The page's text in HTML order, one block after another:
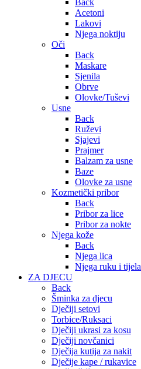
Back
Acetoni
Lakovi
Njega noktiju
Oči
Back
Maskare
Sjenila
Obrve
Olovke/Tuševi
Usne
Back
Ruževi
Sjajevi
Prajmer
Balzam za usne
Baze
Olovke za usne
Kozmetički pribor
Back
Pribor za lice
Pribor za nokte
Njega kože
Back
Njega lica
Njega ruku i tijela
ZA DJECU
Back
Šminka za djecu
Dječiji setovi
Torbice/Ruksaci
Dječiji ukrasi za kosu
Dječiji novčanici
Dječija kutija za nakit
Dječije kape / rukavice